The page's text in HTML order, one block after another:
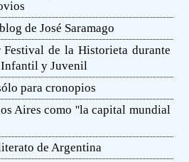
de José Saramago
de la Historieta durante
Infantil y Juvenil
para cronopios
Aires como ''la capital mundial
de Argentina